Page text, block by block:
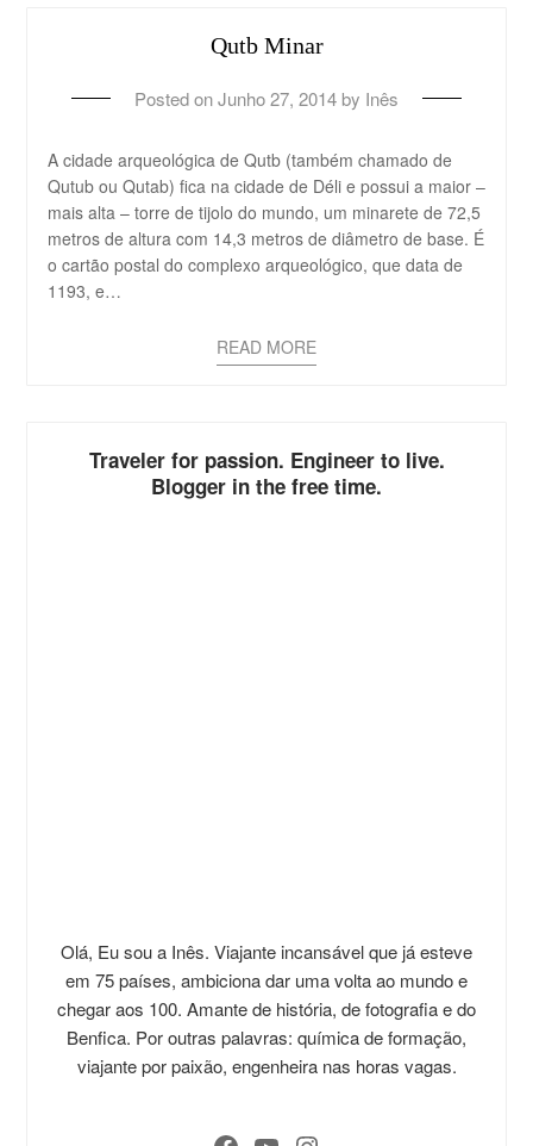
Qutb Minar
Posted onJunho 27, 2014 by Inês
A cidade arqueológica de Qutb (também chamado de
Qutub ou Qutab) fica na cidade de Déli e possui a maior –
mais alta – torre de tijolo do mundo, um minarete de 72,5
metros de altura com 14,3 metros de diâmetro de base. É
o cartão postal do complexo arqueológico, que data de
1193, e…
READ MORE
Traveler for passion. Engineer to live.
Blogger in the free time.
Olá, Eu sou a Inês. Viajante incansável que já esteve
em 75 países, ambiciona dar uma volta ao mundo e
chegar aos 100. Amante de história, de fotografia e do
Benfica. Por outras palavras: química de formação,
viajante por paixão, engenheira nas horas vagas.